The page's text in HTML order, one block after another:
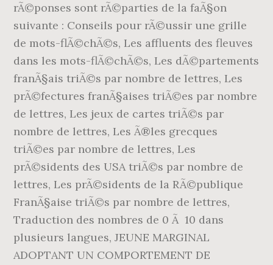
rÃ©ponses sont rÃ©parties de la faÃ§on
suivante : Conseils pour rÃ©ussir une grille
de mots-flÃ©chÃ©s, Les affluents des fleuves
dans les mots-flÃ©chÃ©s, Les dÃ©partements
franÃ§ais triÃ©s par nombre de lettres, Les
prÃ©fectures franÃ§aises triÃ©es par nombre
de lettres, Les jeux de cartes triÃ©s par
nombre de lettres, Les Ã®les grecques
triÃ©es par nombre de lettres, Les
prÃ©sidents des USA triÃ©s par nombre de
lettres, Les prÃ©sidents de la RÃ©publique
FranÃ§aise triÃ©s par nombre de lettres,
Traduction des nombres de 0 Ã 10 dans
plusieurs langues, JEUNE MARGINAL
ADOPTANT UN COMPORTEMENT DE